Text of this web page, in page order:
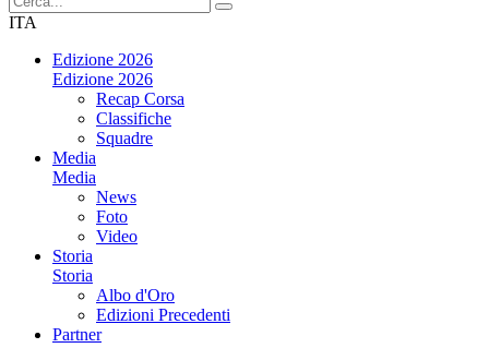
ITA
Edizione 2026
Edizione 2026
Recap Corsa
Classifiche
Squadre
Media
Media
News
Foto
Video
Storia
Storia
Albo d'Oro
Edizioni Precedenti
Partner